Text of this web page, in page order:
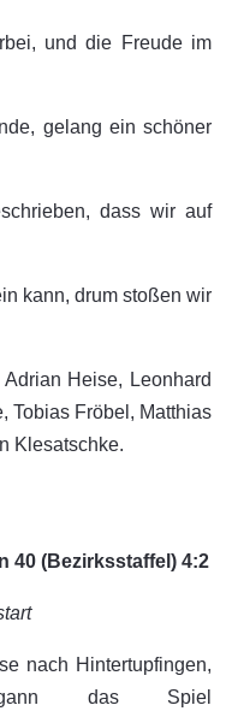
und die Freude im
gelang ein schöner
dass wir auf
kann, drum stoßen wir
Heise, Leonhard
Tobias Fröbel, Matthias
Klesatschke.
40 (Bezirksstaffel) 4:2
nach Hintertupfingen,
das Spiel